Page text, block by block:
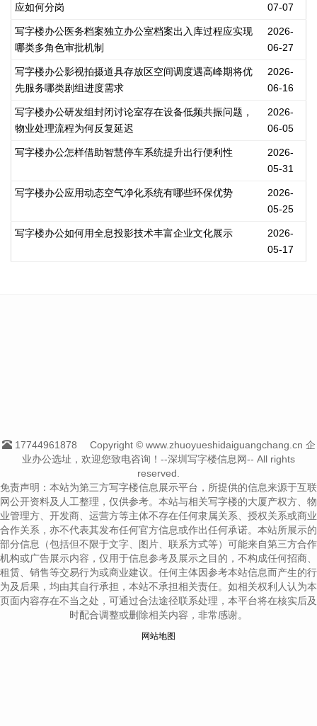
应如何分岗
07-07
写字楼办公医务档案独立办公室档案出入库过程应实现
哪类多角色审批机制
2026-
06-27
写字楼办公影视拍摄道具存放区空间调度遇高峰期将优
先服务哪类剧组进度需求
2026-
06-16
写字楼办公研发组封闭讨论室存在设备低频共振问题，
物业处理流程为何反复延迟
2026-
06-05
写字楼办公怎样借助智慧停车系统提升出行便利性
2026-
05-31
写字楼办公应用动态空气净化系统有哪些环保优势
2026-
05-25
写字楼办公如何用全息投影技术丰富企业文化展示
2026-
05-17
17744961878
Copyright © www.zhuoyueshidaiguangchang.cn 企
业办公选址，欢迎您致电咨询！--深圳写字楼信息网-- All rights
reserved.
免责声明：本站为第三方写字楼信息展示平台，所提供的信息来源于互联
网公开资料及人工整理，仅供参考。本站与相关写字楼的大厦产权方、物
业管理方、开发商、运营方等主体不存在任何隶属关系、授权关系或商业
合作关系，亦不代表其发布任何官方信息或作出任何承诺。本站所展示的
部分信息（包括但不限于文字、图片、联系方式等）可能来自第三方合作
机构或广告展示内容，仅用于信息参考及展示之目的，不构成任何招商、
租赁、销售等交易行为或商业建议。任何主体因参考本站信息而产生的行
为及后果，均由其自行承担，本站不承担相关责任。如相关权利人认为本
页面内容存在不当之处，可通过合法途径联系处理，本平台将在核实后及
时配合调整或删除相关内容，非常感谢。
网站地图